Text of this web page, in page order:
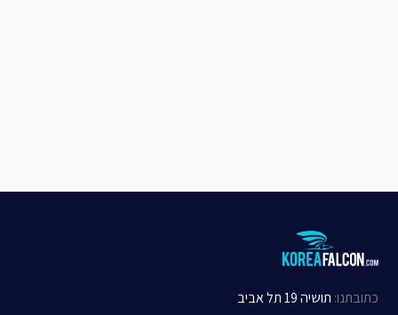
תושיה 19 תל אביב :כתובתנו